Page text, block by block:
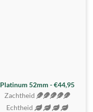
ZACHTSTE
Platinum 52mm - €44,95
Zachtheid
Echtheid